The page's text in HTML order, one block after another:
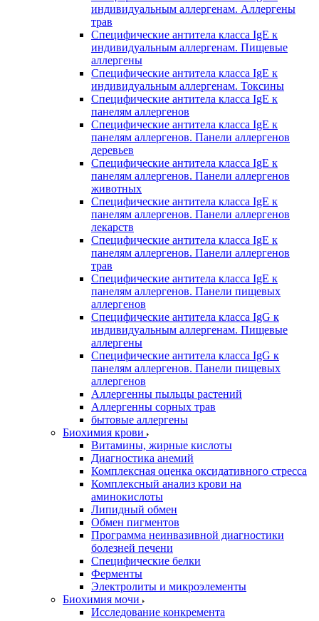
индивидуальным аллергенам. Аллергены
трав
Специфические антитела класса IgE к
индивидуальным аллергенам. Пищевые
аллергены
Специфические антитела класса IgE к
индивидуальным аллергенам. Токсины
Специфические антитела класса IgE к
панелям аллергенов
Специфические антитела класса IgE к
панелям аллергенов. Панели аллергенов
деревьев
Специфические антитела класса IgE к
панелям аллергенов. Панели аллергенов
животных
Специфические антитела класса IgE к
панелям аллергенов. Панели аллергенов
лекарств
Специфические антитела класса IgE к
панелям аллергенов. Панели аллергенов
трав
Специфические антитела класса IgE к
панелям аллергенов. Панели пищевых
аллергенов
Специфические антитела класса IgG к
индивидуальным аллергенам. Пищевые
аллергены
Специфические антитела класса IgG к
панелям аллергенов. Панели пищевых
аллергенов
Аллергенны пыльцы растений
Аллергенны сорных трав
бытовые аллергены
Биохимия крови
Витамины, жирные кислоты
Диагностика анемий
Комплексная оценка оксидативного стресса
Комплексный анализ крови на
аминокислоты
Липидный обмен
Обмен пигментов
Программа неинвазивной диагностики
болезней печени
Специфические белки
Ферменты
Электролиты и микроэлементы
Биохимия мочи
Исследование конкремента